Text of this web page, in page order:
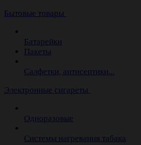
Бытовые товары
Батарейки
Пакеты
Салфетки, антисептики...
Электронные сигареты
Одноразовые
Системы нагревания табака